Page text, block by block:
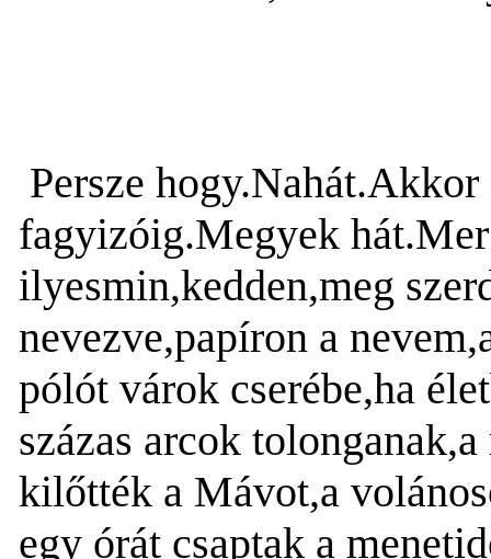
Persze
fagyizóig.Megyek
ilyesmin,kedden,meg
nevezve,papíron a
pólót várok cserébe,ha
százas arcok
kilőtték a Mávot,a
egy órát csaptak a